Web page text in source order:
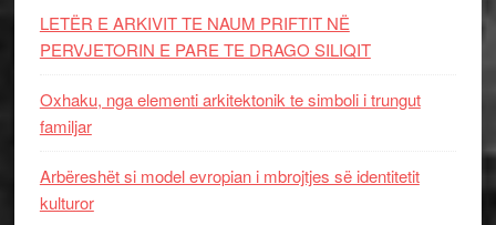
LETËR E ARKIVIT TE NAUM PRIFTIT NË
PERVJETORIN E PARE TE DRAGO SILIQIT
Oxhaku, nga elementi arkitektonik te simboli i trungut
familjar
Arbëreshët si model evropian i mbrojtjes së identitetit
kulturor